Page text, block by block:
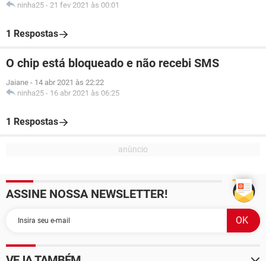
ninha25 - 21 fev 2021 às 00:01
1 Respostas
O chip está bloqueado e não recebi SMS
Jaiane - 14 abr 2021 às 22:22
ninha25 - 16 abr 2021 às 06:25
1 Respostas
ASSINE NOSSA NEWSLETTER!